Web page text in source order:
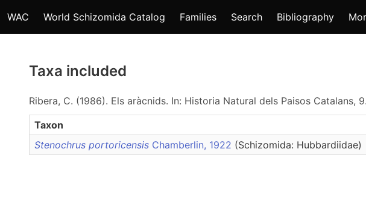
WAC World Schizomida Catalog Families Search Bibliography
Taxa included
Ribera, C. (1986). Els aràcnids. In: Historia Natural dels Paisos Catalans,
Taxon
Stenochrus portoricensis Chamberlin, 1922 (Schizomida: Hubbardiidae)